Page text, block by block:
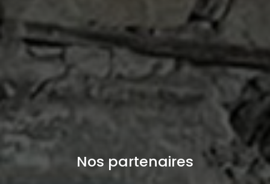
Nos partenaires